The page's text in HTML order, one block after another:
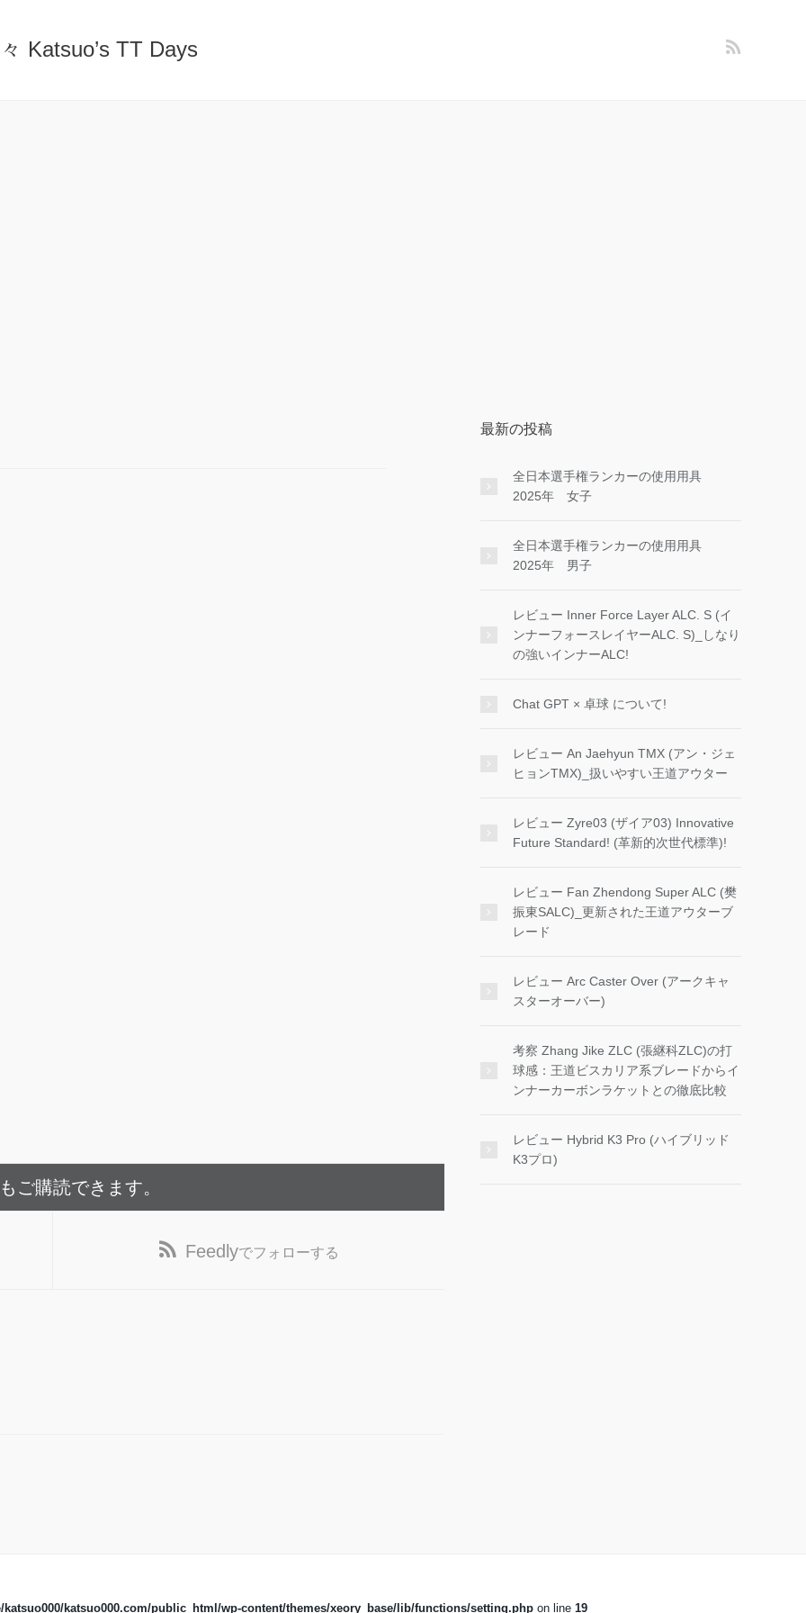
Katsuo’s TT Days
ご購読できます。
Feedlyでフォローする
最新の投稿
全日本選手権ランカーの使用用具
2025年 女子
全日本選手権ランカーの使用用具
2025年 男子
レビュー Inner Force Layer ALC. S (イ
ンナーフォースレイヤーALC. S)_しなり
の強いインナーALC!
Chat GPT × 卓球 について!
レビュー An Jaehyun TMX (アン・ジェ
ヒョンTMX)_扱いやすい王道アウター
レビュー Zyre03 (ザイア03) Innovative
Future Standard! (革新的次世代標準)!
レビュー Fan Zhendong Super ALC (樊
振東SALC)_更新された王道アウターブ
レード
レビュー Arc Caster Over (アークキャ
スターオーバー)
考察 Zhang Jike ZLC (張継科ZLC)の打
球感：王道ビスカリア系ブレードからイ
ンナーカーボンラケットとの徹底比較
レビュー Hybrid K3 Pro (ハイブリッド
K3プロ)
katsuo000/katsuo000.com/public_html/wp-content/themes/xeory_base/lib/functions/setting.php on line 19